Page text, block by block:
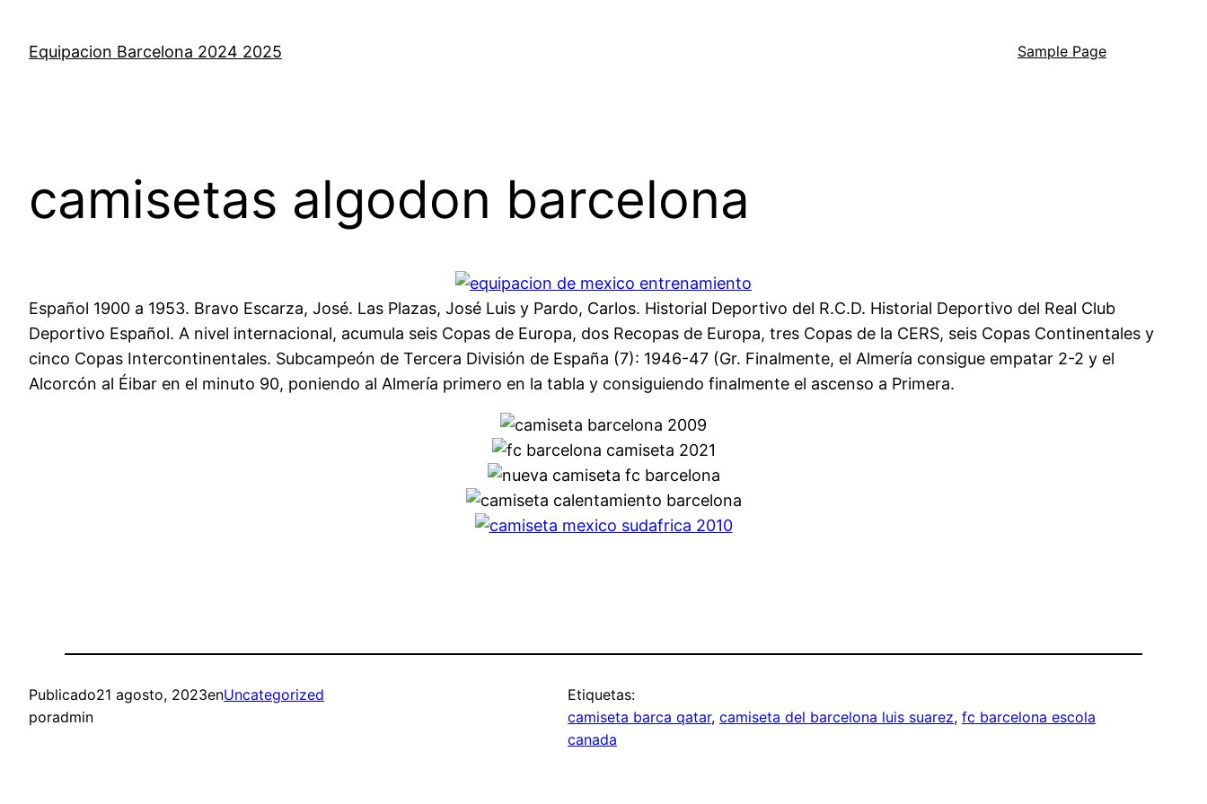
contenido
Equipacion Barcelona 2024 2025 Sample Page
camisetas algodon barcelona
Español 1900 a 1953. Bravo Escarza, José. Las Plazas, José Luis y Pardo, Carlos. Historial Deportivo del R.C.D. Historial Deportivo del Real Club
Deportivo Español. A nivel internacional, acumula seis Copas de Europa, dos Recopas de Europa, tres Copas de la CERS, seis Copas Continentales y
cinco Copas Intercontinentales. Subcampeón de Tercera División de España (7): 1946-47 (Gr. Finalmente, el Almería consigue empatar 2-2 y el
Alcorcón al Éibar en el minuto 90, poniendo al Almería primero en la tabla y consiguiendo finalmente el ascenso a Primera.
Publicado21 agosto, 2023enUncategorized
poradmin
Etiquetas:
camiseta barca qatar, camiseta del barcelona luis suarez, fc barcelona escola
canada